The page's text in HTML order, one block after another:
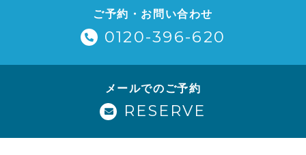
ご予約・お問い合わせ
0120-396-620
メールでのご予約
RESERVE